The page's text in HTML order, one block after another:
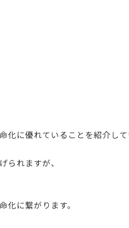
に優れていることを紹介して
られますが、
に繋がります。